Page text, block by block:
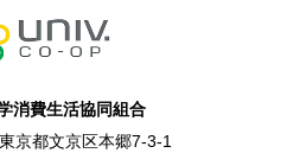
消費生活協同組合
京都文京区本郷7-3-1